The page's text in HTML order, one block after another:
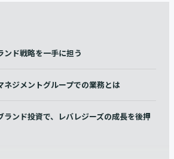
ンド戦略を一手に担う
ネジメントグループでの業務とは
ランド投資で、レバレジーズの成長を後押